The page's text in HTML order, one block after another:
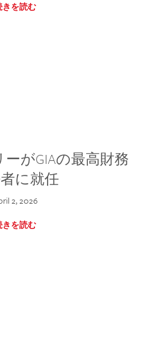
きを読む
がGIAの最高財務
に就任
2, 2026
きを読む